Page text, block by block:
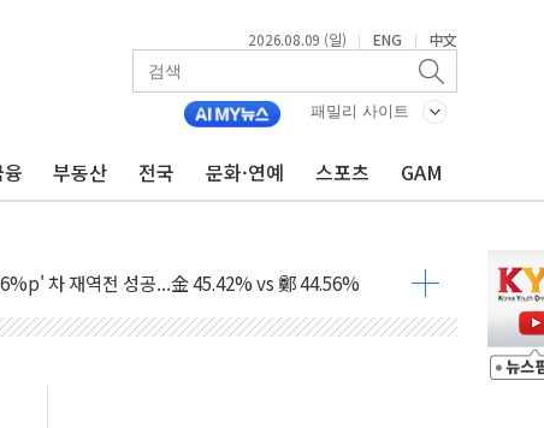
2026.08.09 (일) | ENG | 中文
패밀리 사이트
부동산 전국 문화·연예 스포츠 GAM
입…고수온 양식장 복구·지원 '총력'
사태 주의보'...경북도, 호우 피해·통제구간 없어
정청래·김민석 당대표 후보
서 정청래에 승리...47.75% vs 42.08%
과 발표...김민석 47.75% 정청래 42.08%